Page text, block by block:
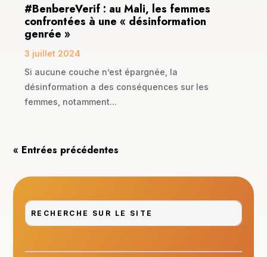
#BenbereVerif : au Mali, les femmes
confrontées à une « désinformation
genrée »
3 juillet 2024
Si aucune couche n’est épargnée, la
désinformation a des conséquences sur les
femmes, notamment...
« Entrées précédentes